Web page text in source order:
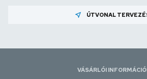
near_me ÚTVONAL
VÁSÁRLÓI